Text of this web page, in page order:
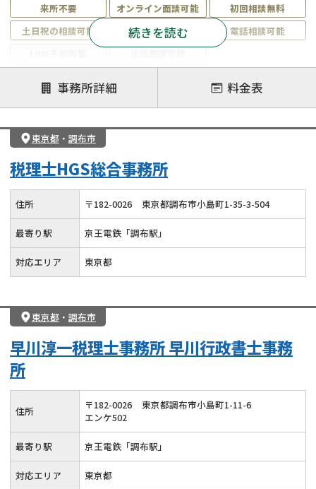
来所不要 オンライン面談可能
初回相談無料
土日祝の相談可能
19時以降電話可能
電話相談可能
注力案件
遺言書作成・遺言執行
相続放棄
相続登記
遺産分割
遺留分侵害額請求
相続税申告
相続手続き
成年後見・任意後見
贈与税
相続トラブル
続きを読む
事務所詳細 料金表
東京都 ・ 調布市
税理士HGS総合事務所
住所 〒182-0026 東京都調布市小島町1-35-3-504
最寄り駅 京王電鉄「調布駅」
対応エリア 東京都
東京都 ・ 調布市
早川淳一税理士事務所 早川行政書士事務
所
住所 〒182-0026
東京都調布市小島町1-11-6
エンケ502
最寄り駅 京王電鉄「調布駅」
対応エリア 東京都